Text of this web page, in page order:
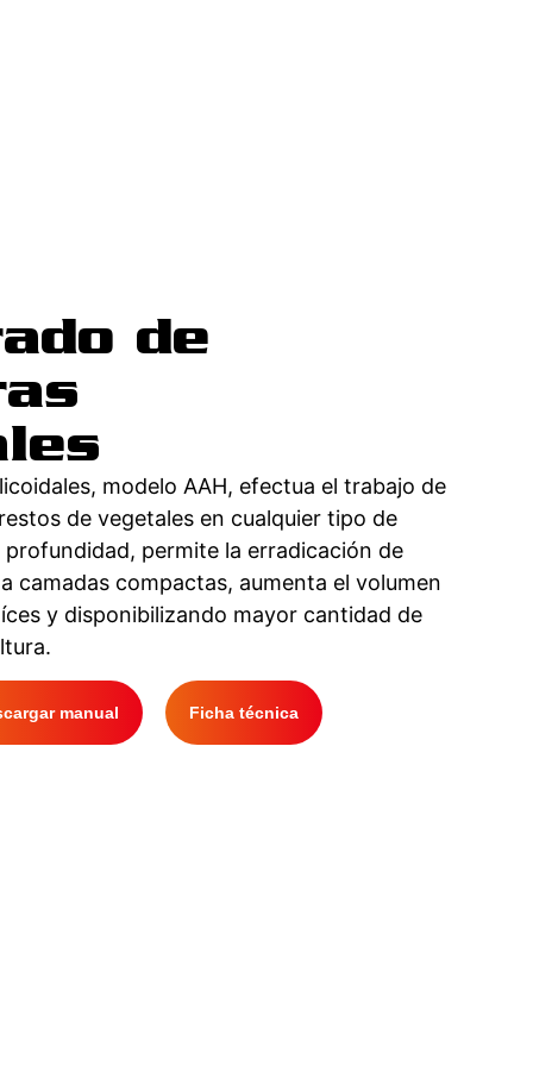
de
modelo AAH, efectua el trabajo de
de vegetales en cualquier tipo de
permite la erradicación de
camadas compactas, aumenta el volumen
y disponibilizando mayor cantidad de
manual Ficha técnica